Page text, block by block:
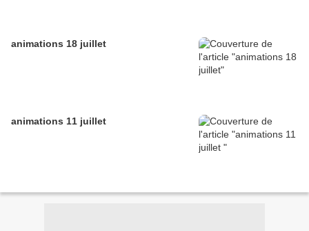
animations 18 juillet
animations 11 juillet